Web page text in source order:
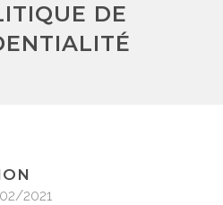
DE
2021